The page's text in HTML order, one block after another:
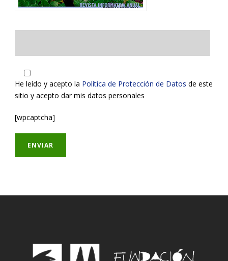
He leído y acepto la Política de Protección de Datos de este
sitio y acepto dar mis datos personales
[wpcaptcha]